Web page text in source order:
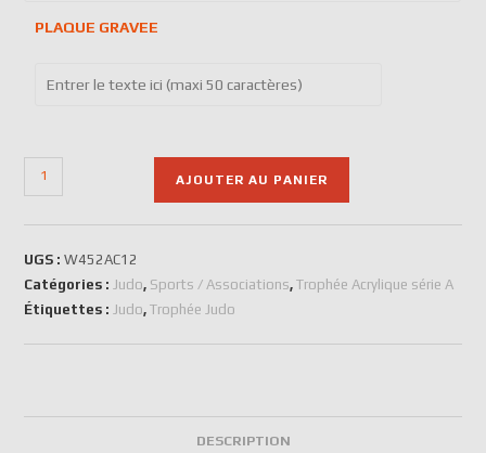
PLAQUE GRAVEE
AJOUTER AU PANIER
UGS :W452AC12
Catégories : Judo, Sports / Associations,Trophée Acrylique série A
Étiquettes : Judo,Trophée Judo
DESCRIPTION